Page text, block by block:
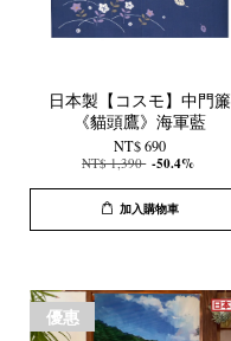
日本製【コスモ】中門簾
《貓頭鷹》海軍藍
NT$ 690
NT$ 1,390 -50.4%
加入購物車
優惠